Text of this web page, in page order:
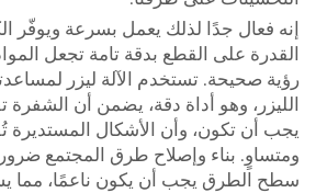
إنه فعال جدًا لذلك يعمل بسرعة ويوفّر
القدرة على القطع بدقة تامة تجعل
رؤية صحيحة. تستخدم الآلة ليزر
الليزر، وهو أداة دقة، يضمن أن
يجب أن تكون، وأن الأشكال
ومتساوٍ. بناء وإصلاح طرق المجتمع
سطح الطرق يجب أن يكون ناعمًا، مما